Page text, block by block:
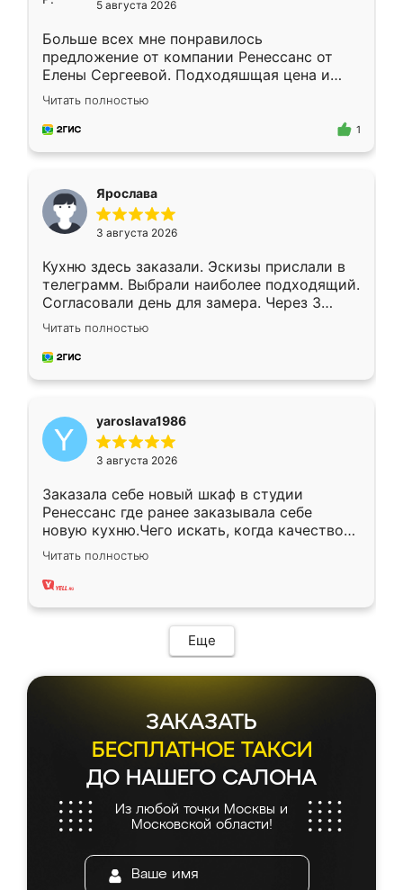
5 августа 2026
Больше всех мне понравилось
предложение от компании Ренессанс от
Елены Сергеевой. Подходяшщая цена и
короткие сроки изготовления. Приехавший
для замера сотрудник Владислав
предложил по моему эскизу самый
Читать полностью
1
Ярослава
3 августа 2026
Кухню здесь заказали. Эскизы прислали в
телеграмм. Выбрали наиболее подходящий.
Согласовали день для замера. Через 3
недели кухня была уже готова. Остались
довольны работой. Спасибо Ренессанс
мебель за качественную работу!
Читать полностью
yaroslava1986
3 августа 2026
Заказала себе новый шкаф в студии
Ренессанс где ранее заказывала себе
новую кухню.Чего искать, когда качеством
вполне довольна. Служит кухня уже почти
два года, нареканий нет.
Читать полностью
Еще
ЗАКАЗАТЬ
БЕСПЛАТНОЕ ТАКСИ
ДО НАШЕГО САЛОНА
Из любой точки Москвы и
Московской области!